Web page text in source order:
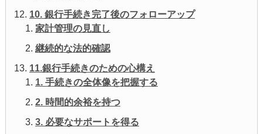
10. 銀行手続き完了後のフォローアップ
家計管理の見直し
継続的な法的確認
11.銀行手続きのための心構え
1. 手続きの全体像を把握する
2. 時間的余裕を持つ
3. 必要なサポートを得る